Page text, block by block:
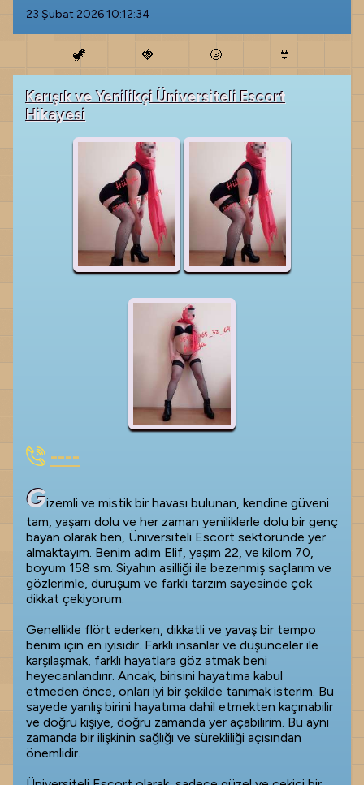
23 Şubat 2026 10:12:34
🦖 🍓 🌝 👙
Karışık ve Yenilikçi Üniversiteli Escort
Hikayesi
----
Gizemli ve mistik bir havası bulunan, kendine güveni
tam, yaşam dolu ve her zaman yeniliklerle dolu bir genç
bayan olarak ben, Üniversiteli Escort sektöründe yer
almaktayım. Benim adım Elif, yaşım 22, ve kilom 70,
boyum 158 sm. Siyahın asilliği ile bezenmiş saçlarım ve
gözlerimle, duruşum ve farklı tarzım sayesinde çok
dikkat çekiyorum.
Genellikle flört ederken, dikkatli ve yavaş bir tempo
benim için en iyisidir. Farklı insanlar ve düşünceler ile
karşılaşmak, farklı hayatlara göz atmak beni
heyecanlandırır. Ancak, birisini hayatıma kabul
etmeden önce, onları iyi bir şekilde tanımak isterim. Bu
sayede yanlış birini hayatıma dahil etmekten kaçınabilir
ve doğru kişiye, doğru zamanda yer açabilirim. Bu aynı
zamanda bir ilişkinin sağlığı ve sürekliliği açısından
önemlidir.